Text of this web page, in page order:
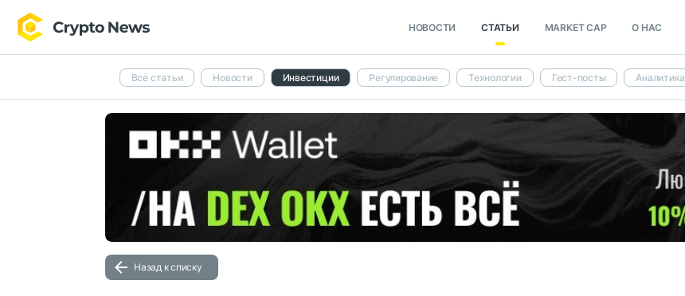
НОВОСТИ СТАТЬИ MARKET CAP О НАС
Все статьи Новости Инвестиции Регулирование Технологии Гест-посты Аналитика
Назад к списку